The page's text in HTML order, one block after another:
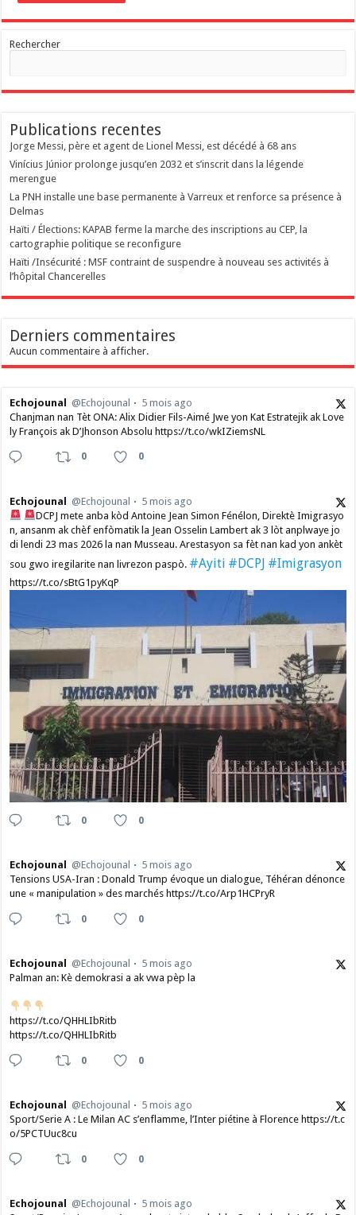
Rechercher
Publications recentes
Jorge Messi, père et agent de Lionel Messi, est décédé à 68 ans
Vinícius Júnior prolonge jusqu’en 2032 et s’inscrit dans la légende
merengue
La PNH installe une base permanente à Varreux et renforce sa présence à
Delmas
Haïti / Élections: KAPAB ferme la marche des inscriptions au CEP, la
cartographie politique se reconfigure
Haïti /Insécurité : MSF contraint de suspendre à nouveau ses activités à
l’hôpital Chancerelles
Derniers commentaires
Aucun commentaire à afficher.
Echojounal @Echojounal
5 mois ago
Chanjman nan Tèt ONA: Alix Didier Fils-Aimé Jwe yon Kat Estratejik ak Love
ly François ak D’Jhonson Absolu https://t.co/wkIZiemsNL
0 0
Echojounal @Echojounal
5 mois ago
DCPJ mete anba kòd Antoine Jean Simon Fénélon, Direktè Imigrasyo
n, ansanm ak chèf enfòmatik la Jean Osselin Lambert ak 3 lòt anplwaye jo
di lendi 23 mas 2026 la nan Musseau. Arestasyon sa fèt nan kad yon ankèt
sou gwo iregilarite nan livrezon paspò. #Ayiti #DCPJ #Imigrasyon
https://t.co/sBtG1pyKqP
0 0
Echojounal @Echojounal
5 mois ago
Tensions USA-Iran : Donald Trump évoque un dialogue, Téhéran dénonce
une « manipulation » des marchés https://t.co/Arp1HCPryR
0 0
Echojounal @Echojounal
5 mois ago
Palman an: Kè demokrasi a ak vwa pèp la
https://t.co/QHHLIbRitb
https://t.co/QHHLIbRitb
0 0
Echojounal @Echojounal
5 mois ago
Sport/Serie A : Le Milan AC s’enflamme, l’Inter piétine à Florence https://t.c
o/5PCTUuc8cu
0 0
Echojounal @Echojounal
5 mois ago